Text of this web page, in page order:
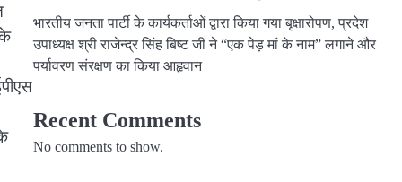
भारतीय जनता पार्टी के कार्यकर्ताओं द्वारा किया गया बृक्षारोपण, प्रदेश
उपाध्यक्ष श्री राजेन्द्र सिंह बिष्ट जी ने “एक पेड़ मां के नाम” लगाने और
पर्यावरण संरक्षण का किया आहृवान
Recent Comments
No comments to show.